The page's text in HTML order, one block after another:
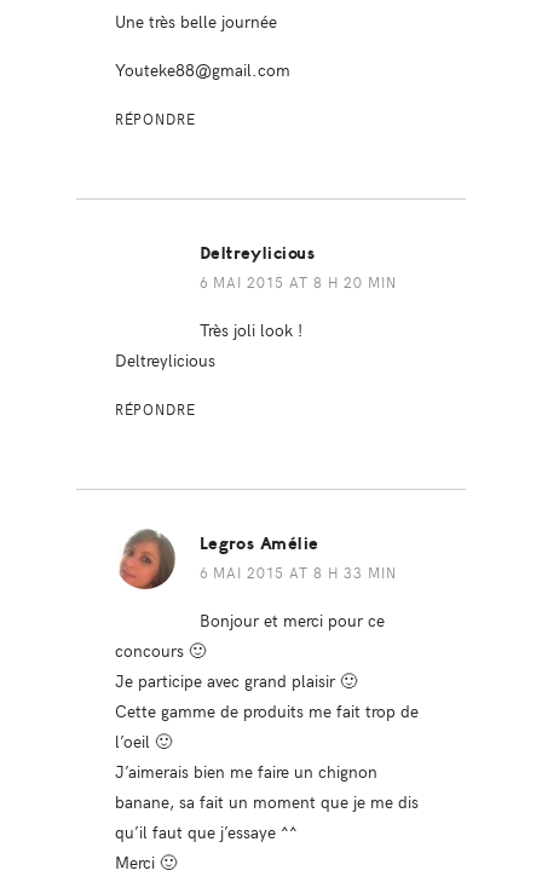
Une très belle journée
Youteke88@gmail.com
RÉPONDRE
Deltreylicious
6 MAI 2015 AT 8 H 20 MIN
Très joli look !
Deltreylicious
RÉPONDRE
Legros Amélie
6 MAI 2015 AT 8 H 33 MIN
Bonjour et merci pour ce
concours 🙂
Je participe avec grand plaisir 🙂
Cette gamme de produits me fait trop de
l’oeil 🙂
J’aimerais bien me faire un chignon
banane, sa fait un moment que je me dis
qu’il faut que j’essaye ^^
Merci 🙂